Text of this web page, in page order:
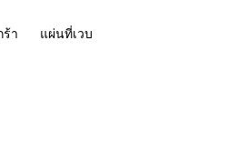
ร้า แผ่นที่เวบ